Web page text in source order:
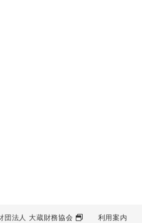
団法人 大蔵財務協会 利用案内